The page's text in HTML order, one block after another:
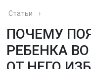
Статьи ›
ПОЧЕМУ
РЕБЕНКА